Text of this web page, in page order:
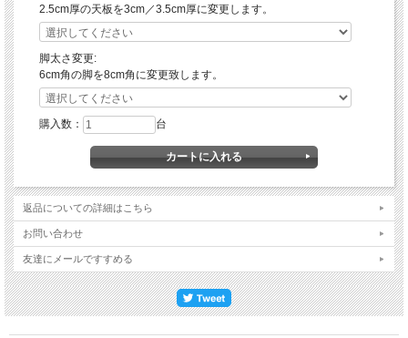
2.5cm厚の天板を3cm／3.5cm厚に変更します。
脚太さ変更:
6cm角の脚を8cm角に変更致します。
購入数： 台
返品についての詳細はこちら
お問い合わせ
友達にメールですすめる